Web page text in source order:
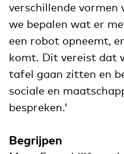
verschillende vormen
we bepalen wat er
een robot opneemt,
komt. Dit vereist dat
tafel gaan zitten en
sociale en
bespreken.’
Begrijpen